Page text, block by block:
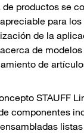
de productos se
para
de la
acerca de
de
STAUFF
componentes